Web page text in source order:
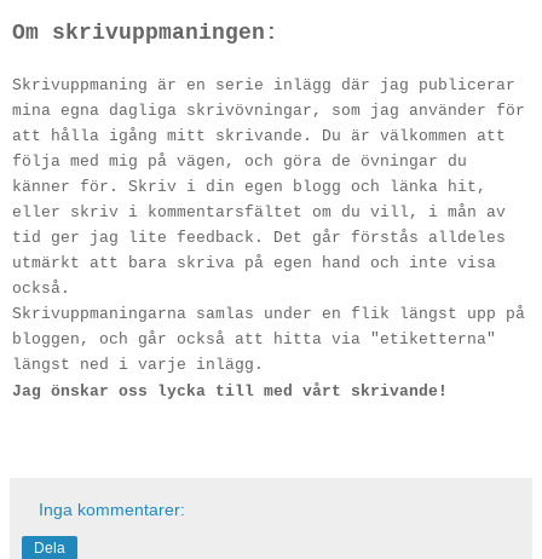
Om skrivuppmaningen:
Skrivuppmaning är en serie inlägg där jag publicerar
mina egna dagliga skrivövningar, som jag använder för
att hålla igång mitt skrivande. Du är välkommen att
följa med mig på vägen, och göra de övningar du
känner för. Skriv i din egen blogg och länka hit,
eller skriv i kommentarsfältet om du vill, i mån av
tid ger jag lite feedback. Det går förstås alldeles
utmärkt att bara skriva på egen hand och inte visa
också.
Skrivuppmaningarna samlas under en flik längst upp på
bloggen, och går också att hitta via "etiketterna"
längst ned i varje inlägg.
Jag önskar oss lycka till med vårt skrivande!
Inga kommentarer:
Dela